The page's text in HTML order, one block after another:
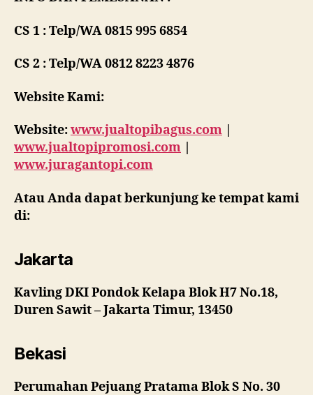
CS 1 : Telp/WA 0815 995 6854
CS 2 : Telp/WA 0812 8223 4876
Website Kami:
Website:www.jualtopibagus.com
www.jualtopipromosi.com
www.juragantopi.com
Atau Anda dapat berkunjung ke tempat kami
di:
Jakarta
Kavling DKI Pondok Kelapa Blok H7 No.18,
Duren Sawit – Jakarta Timur, 13450
Bekasi
Perumahan Pejuang Pratama Blok S No. 30